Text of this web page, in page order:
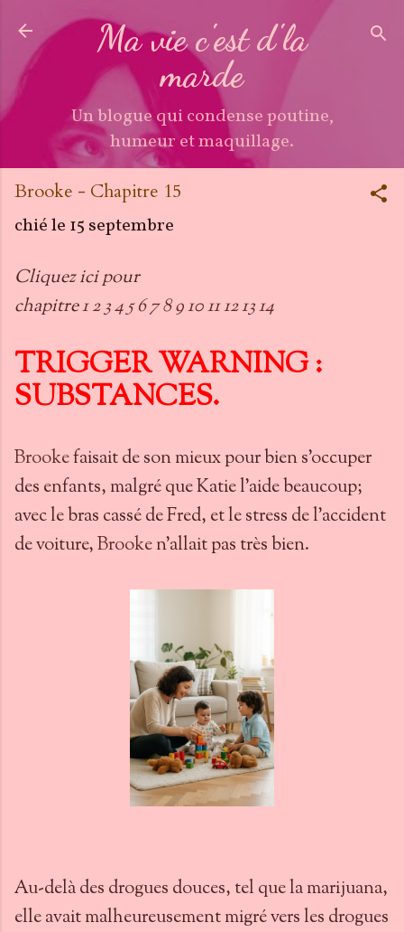
Accéder au contenu principal
Ma vie c'est d'la
marde
Un blogue qui condense poutine,
humeur et maquillage.
Brooke - Chapitre 15
chié le 15 septembre
Cliquez ici pour
chapitre12345 67891011121314
TRIGGER WARNING :
SUBSTANCES.
Brookefaisait de son mieux pour bien s’occuper
des enfants, malgré que Katie l’aide beaucoup;
avec le bras cassé de Fred, et le stress de l’accident
de voiture,Brooken’allait pas très bien.
Au-delà des drogues douces, tel que la marijuana,
elle avait malheureusement migré vers les drogues